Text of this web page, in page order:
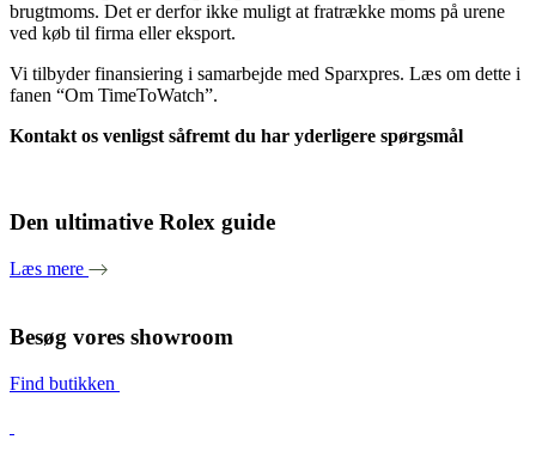
brugtmoms. Det er derfor ikke muligt at fratrække moms på urene
ved køb til firma eller eksport.
Vi tilbyder finansiering i samarbejde med Sparxpres. Læs om dette i
fanen “Om TimeToWatch”.
Kontakt os venligst såfremt du har yderligere spørgsmål
Den ultimative Rolex guide
Læs mere
Besøg vores showroom
Find butikken